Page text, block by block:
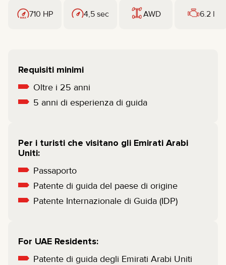
710 HP 4,5 sec AWD 6.2 l
Requisiti minimi
Oltre i 25 anni
5 anni di esperienza di guida
Per i turisti che visitano gli Emirati Arabi
Uniti:
Passaporto
Patente di guida del paese di origine
Patente Internazionale di Guida (IDP)
For UAE Residents:
Patente di guida degli Emirati Arabi Uniti